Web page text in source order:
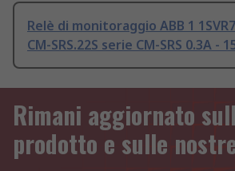
Relè di monitoraggio ABB 1
CM-SRS.22S serie CM-SRS 0.3A -
Rimani aggiornato
prodotto e sulle